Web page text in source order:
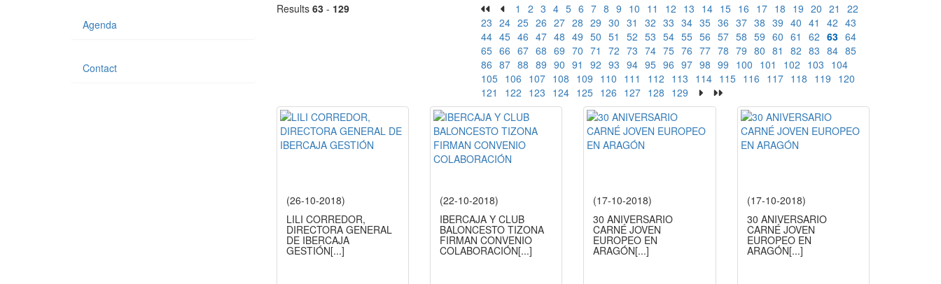
Results 63- 129 1 2 3 4 5 6 7 8 9 10 11 12 13 14 15 16 17 18 19 20 21
22
23 24 25 26 27 28 29 30 31 32 33 34 35 36 37 38 39 40 41 42 43
44 45 46 47 48 49 50 51 52 53 54 55 56 57 58 59 60 61 62 63 64
65 66 67 68 69 70 71 72 73 74 75 76 77 78 79 80 81 82 83 84 85
86 87 88 89 90 91 92 93 94 95 96 97 98 99 100 101 102 103 104
105 106 107 108 109 110 111 112 113 114 115 116 117 118 119 120
121
122 123 124 125 126 127 128 129
(26-10-2018)
LILI CORREDOR,
DIRECTORA GENERAL
DE IBERCAJA
GESTIÓN[...]
(22-10-2018)
IBERCAJA Y CLUB
BALONCESTO TIZONA
FIRMAN CONVENIO
COLABORACIÓN[...]
(17-10-2018)
30 ANIVERSARIO
CARNÉ JOVEN
EUROPEO EN
ARAGÓN[...]
(17-10-2018)
30 ANIVERSARIO
CARNÉ JOVEN
EUROPEO EN
ARAGÓN[...]
Agenda
Contact